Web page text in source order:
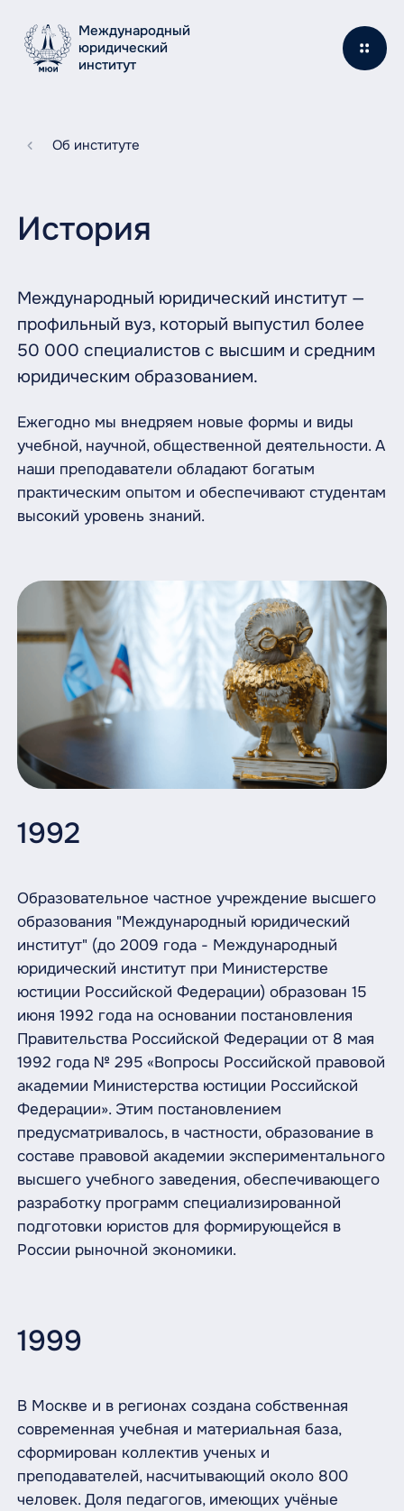
Международный
юридический
институт
Об институте
История
Международный юридический институт —
профильный вуз, который выпустил более
50 000 специалистов с высшим и средним
юридическим образованием.
Ежегодно мы внедряем новые формы и виды
учебной, научной, общественной деятельности. А
наши преподаватели обладают богатым
практическим опытом и обеспечивают студентам
высокий уровень знаний.
1992
Образовательное частное учреждение высшего
образования "Международный юридический
институт" (до 2009 года - Международный
юридический институт при Министерстве
юстиции Российской Федерации) образован 15
июня 1992 года на основании постановления
Правительства Российской Федерации от 8 мая
1992 года № 295 «Вопросы Российской правовой
академии Министерства юстиции Российской
Федерации». Этим постановлением
предусматривалось, в частности, образование в
составе правовой академии экспериментального
высшего учебного заведения, обеспечивающего
разработку программ специализированной
подготовки юристов для формирующейся в
России рыночной экономики.
1999
В Москве и в регионах создана собственная
современная учебная и материальная база,
сформирован коллектив ученых и
преподавателей, насчитывающий около 800
человек. Доля педагогов, имеющих учёные